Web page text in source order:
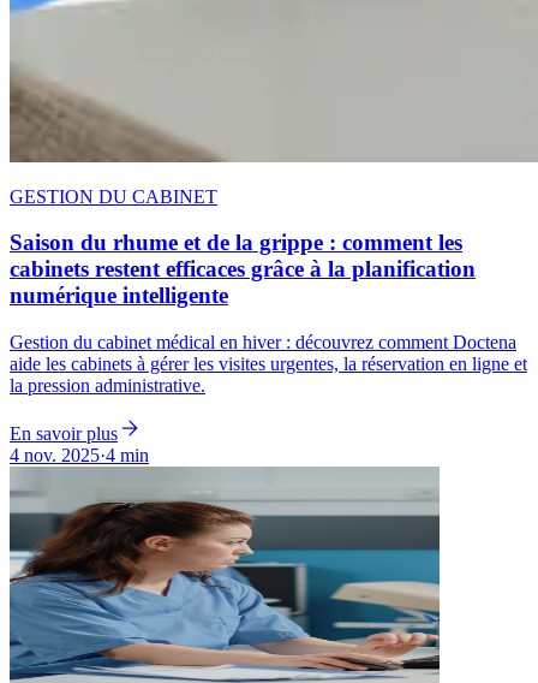
GESTION DU CABINET
Saison du rhume et de la grippe : comment les
cabinets restent efficaces grâce à la planification
numérique intelligente
Gestion du cabinet médical en hiver : découvrez comment Doctena
aide les cabinets à gérer les visites urgentes, la réservation en ligne et
la pression administrative.
En savoir plus
4 nov. 2025·4 min